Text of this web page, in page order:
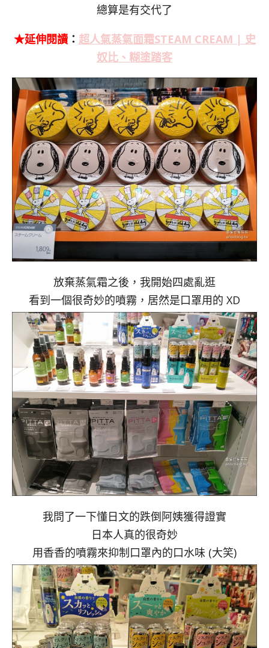
總算是有交代了
★延伸閱讀： 超人氣蒸氣面霜STEAM CREAM | 史
奴比、糊塗踏客
放棄蒸氣霜之後，我開始四處亂逛
看到一個很奇妙的噴霧，居然是口罩用的 XD
我問了一下懂日文的跌倒阿姨獲得證實
日本人真的很奇妙
用香香的噴霧來抑制口罩內的口水味 (大笑)